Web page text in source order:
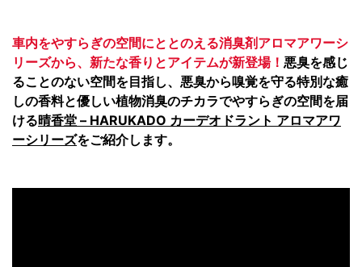
車内をやすらぎの空間にととのえる消臭剤アロマアワーシ
リーズから、新たな香りとアイテムが新登場！ 悪臭を感じ
ることのない空間を目指し、悪臭から嗅覚を守る特別な癒
しの香料と優しい植物消臭のチカラでやすらぎの空間を届
ける晴香堂 – HARUKADO カーデオドラント アロマアワ
ーシリーズをご紹介します。